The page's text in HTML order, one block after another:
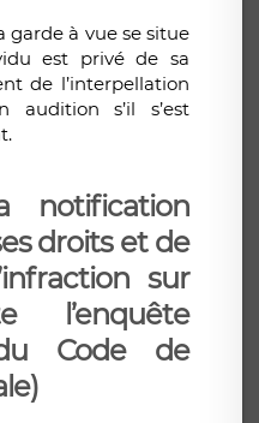
garde à vue se situe
est privé de sa
de l’interpellation
s’il s’est
droits et de
sur
l’enquête
Code de